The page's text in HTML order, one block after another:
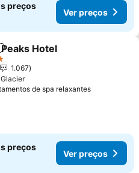
preços
Ver preços
aos favoritos
Hotel
1.067
de spa relaxantes
preços
Ver preços